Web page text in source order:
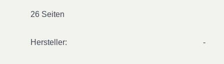
26 Seiten
Hersteller: -